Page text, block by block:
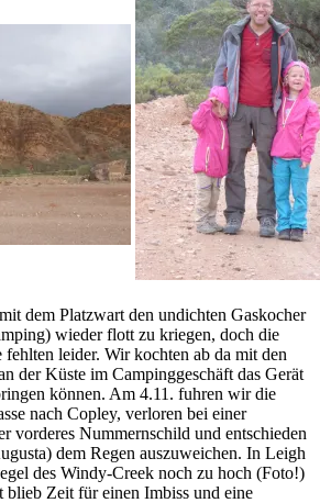
dem Platzwart den undichten Gaskocher
wieder flott zu kriegen, doch die
leider. Wir kochten ab da mit den
der Küste im Campinggeschäft das Gerät
können. Am 4.11. fuhren wir die
nach Copley, verloren bei einer
vorderes Nummernschild und entschieden
dem Regen auszuweichen. In Leigh
des Windy-Creek noch zu hoch (Foto!)
blieb Zeit für einen Imbiss und eine